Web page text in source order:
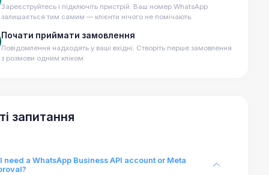
Зареєструйтесь і підключіть пристрій. Ваш номер WhatsApp
залишається тим самим — клієнти нічого не помічають.
Почати приймати замовлення
Повідомлення надходять у ваші вхідні. Створіть перше замовлення
з розмови одним кліком.
запитання
need a WhatsApp Business API account or Meta